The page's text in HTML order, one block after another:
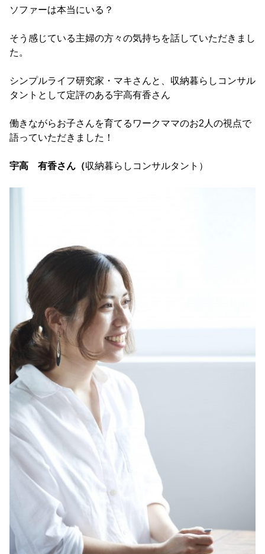
ソファーは本当にいる？
そう感じている主婦の方々の気持ちを話していただきまし
た。
シンプルライフ研究家・マキさんと、収納暮らしコンサル
タントとして定評のある宇高有香さん
働きながらお子さんを育てるワークママのお2人の視点で
語っていただきました！
宇高 有香さん（収納暮らしコンサルタント）